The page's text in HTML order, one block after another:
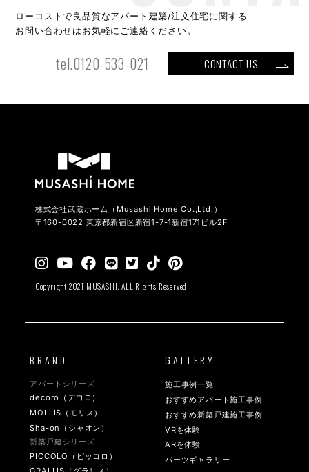
ローコストで良品質なアパート建築/注文住宅に関する
お問い合わせはお気軽にご連絡ください。
tel.0120-533-021 CONTACT US
株式会社武蔵ホーム（Musashi Home Co.,Ltd.）
〒160-0022 東京都新宿区新宿1-7-1新宿171ビル2F
Copyright 2021 MUSASHI. ALL Rights Reserved
BRAND
アパートシリーズ
decoro（デコロ）
MOLLIS（モリス）
Sha-on（シャオン）
新築戸建シリーズ
PICCOLO（ピッコロ）
GALLERY
施工事例一覧
おすすめアパート施工事例
おすすめ新築戸建施工事例
VRを体験
ARを体験
パーツギャラリー